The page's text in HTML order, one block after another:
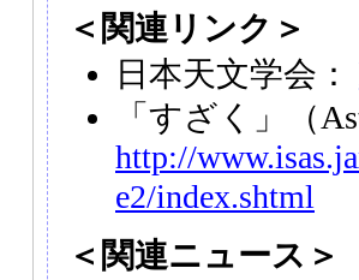
＜関連リンク＞
日本天文学会：
「すざく」（
http://
e2/index.shtml
＜関連ニュース＞